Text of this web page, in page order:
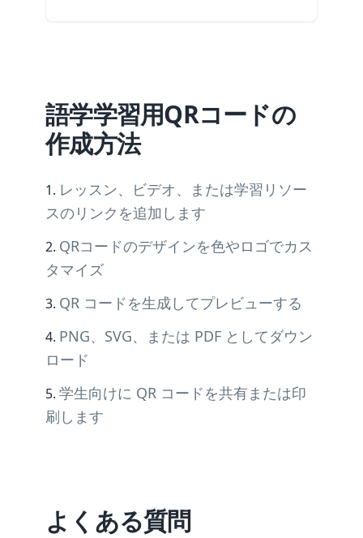
語学学習用QRコードの
作成方法
レッスン、ビデオ、または学習リソー
スのリンクを追加します
QRコードのデザインを色やロゴでカス
タマイズ
QR コードを生成してプレビューする
PNG、SVG、または PDF としてダウン
ロード
学生向けに QR コードを共有または印
刷します
よくある質問